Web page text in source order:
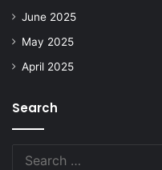
June 2025
May 2025
April 2025
Search